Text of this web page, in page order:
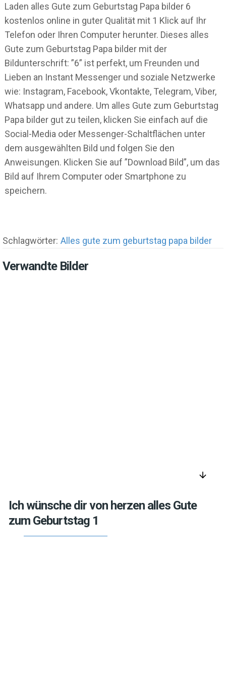
Laden alles Gute zum Geburtstag Papa bilder 6
kostenlos online in guter Qualität mit 1 Klick auf Ihr
Telefon oder Ihren Computer herunter. Dieses alles
Gute zum Geburtstag Papa bilder mit der
Bildunterschrift: ”6” ist perfekt, um Freunden und
Lieben an Instant Messenger und soziale Netzwerke
wie: Instagram, Facebook, Vkontakte, Telegram, Viber,
Whatsapp und andere. Um alles Gute zum Geburtstag
Papa bilder gut zu teilen, klicken Sie einfach auf die
Social-Media oder Messenger-Schaltflächen unter
dem ausgewählten Bild und folgen Sie den
Anweisungen. Klicken Sie auf ”Download Bild”, um das
Bild auf Ihrem Computer oder Smartphone zu
speichern.
Schlagwörter: Alles gute zum geburtstag papa bilder
Verwandte Bilder
arrow_downward
Ich wünsche dir von herzen alles Gute
zum Geburtstag 1